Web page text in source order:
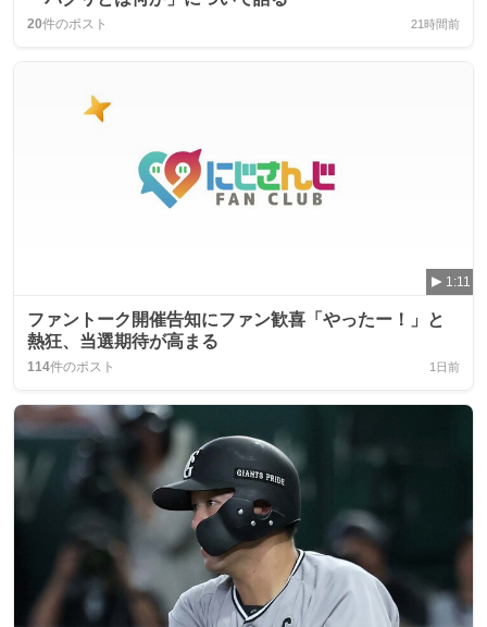
20件のポスト 21時間前
1:11
ファントーク開催告知にファン歓喜「やったー！」と
熱狂、当選期待が高まる
114件のポスト 1日前